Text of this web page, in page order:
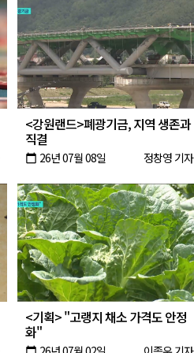
<강원랜드>폐광기금, 지역 생존과
직결
calendar_today 26년 07월 08일 정창영 기자
<기획> "고랭지 채소 가격도 안정
화"